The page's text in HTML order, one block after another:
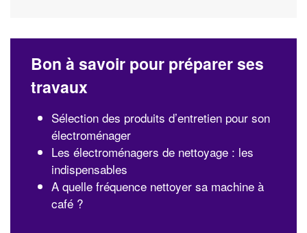
Bon à savoir pour préparer ses
travaux
Sélection des produits d’entretien pour son
électroménager
Les électroménagers de nettoyage : les
indispensables
A quelle fréquence nettoyer sa machine à
café ?